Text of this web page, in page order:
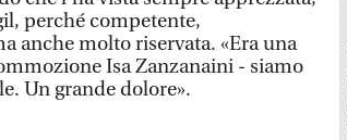
perché competente,
anche molto riservata. «Era una
Isa Zanzanaini - siamo
Un grande dolore».